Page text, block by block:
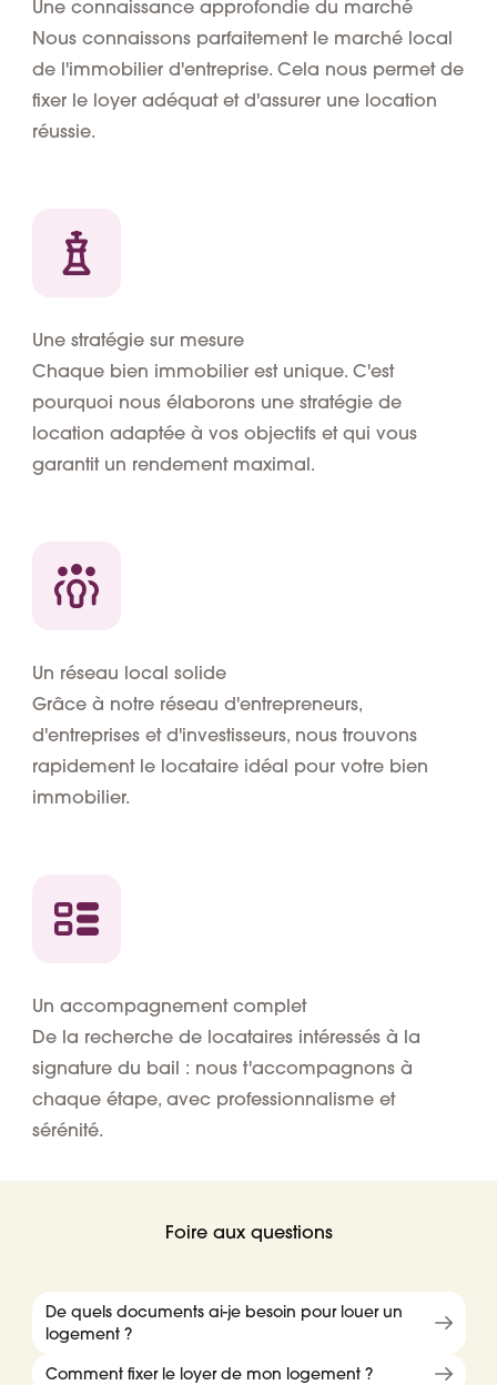
Une connaissance approfondie du marché
Nous connaissons parfaitement le marché local
de l'immobilier d'entreprise. Cela nous permet de
fixer le loyer adéquat et d'assurer une location
réussie.
Une stratégie sur mesure
Chaque bien immobilier est unique. C'est
pourquoi nous élaborons une stratégie de
location adaptée à vos objectifs et qui vous
garantit un rendement maximal.
Un réseau local solide
Grâce à notre réseau d'entrepreneurs,
d'entreprises et d'investisseurs, nous trouvons
rapidement le locataire idéal pour votre bien
immobilier.
Un accompagnement complet
De la recherche de locataires intéressés à la
signature du bail : nous t'accompagnons à
chaque étape, avec professionnalisme et
sérénité.
Foire aux questions
De quels documents ai-je besoin pour louer un
logement ?
Comment fixer le loyer de mon logement ?